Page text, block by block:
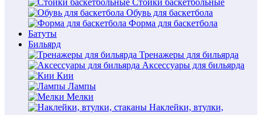
Стойки баскетбольные
Обувь для баскетбола
Форма для баскетбола
Батуты
Бильярд
Тренажеры для бильярда
Аксессуары для бильярда
Кии
Лампы
Мелки
Наклейки, втулки,